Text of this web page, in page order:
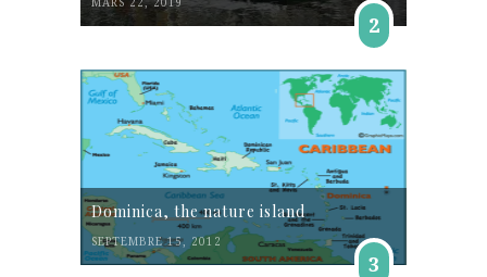
MARS 22, 2019
2
Dominica, the nature island
SEPTEMBRE 15, 2012
3